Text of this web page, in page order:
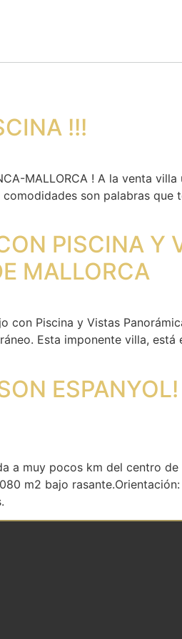
!!!
MALLORCA ! A la venta
son palabras
PISCINA Y
MALLORCA
con Piscina y Vistas
Esta imponente villa,
a muy pocos km del centro
m2 bajo